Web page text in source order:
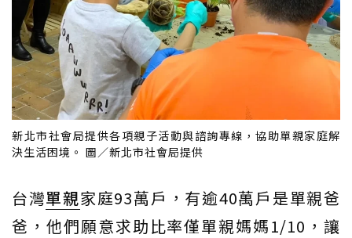
新北市社會局提供各項親子活動與諮詢專線，協助單親家庭解
決生活困境。 圖／新北市社會局提供
台灣單親家庭93萬戶，有逾40萬戶是單親爸
爸，他們願意求助比率僅單親媽媽1/10，讓